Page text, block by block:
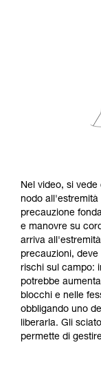
Nel video, si
nodo
precauzione
e manovre su
arriva
precauzioni, deve
rischi sul campo:
potrebbe
blocchi e nelle
obbligando uno
liberarla. Gli
permette di